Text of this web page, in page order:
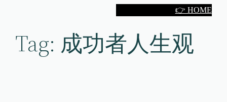
👉 HOME
Tag: 成功者人生观